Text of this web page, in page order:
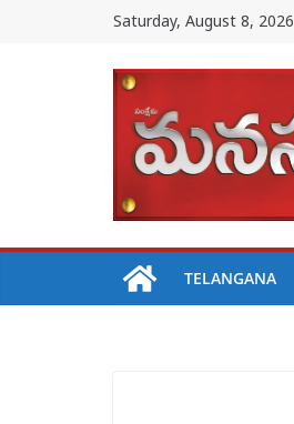
Saturday, August 8, 2026
TELANGANA